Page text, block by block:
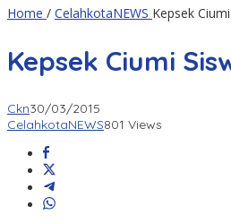
Home / CelahkotaNEWS Kepsek
Kepsek Ciumi
Ckn30/03/2015
CelahkotaNEWS801 Views